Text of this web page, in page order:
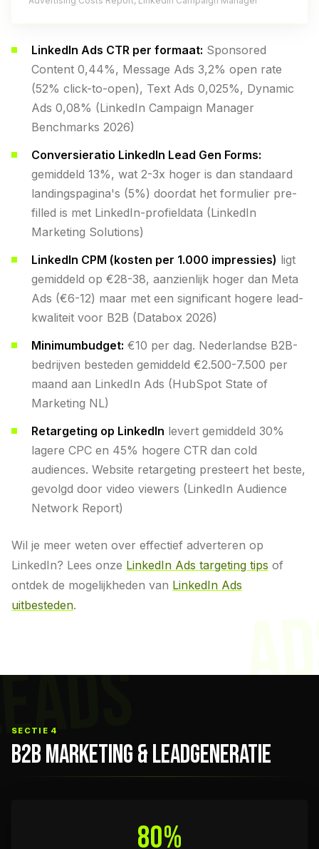
LinkedIn Ads CTR per formaat: Sponsored
Content 0,44%, Message Ads 3,2% open rate
(52% click-to-open), Text Ads 0,025%, Dynamic
Ads 0,08% (LinkedIn Campaign Manager
Benchmarks 2026)
Conversieratio LinkedIn Lead Gen Forms:
gemiddeld 13%, wat 2-3x hoger is dan standaard
landingspagina's (5%) doordat het formulier pre-
filled is met LinkedIn-profieldata (LinkedIn
Marketing Solutions)
LinkedIn CPM (kosten per 1.000 impressies) ligt
gemiddeld op €28-38, aanzienlijk hoger dan Meta
Ads (€6-12) maar met een significant hogere lead-
kwaliteit voor B2B (Databox 2026)
Minimumbudget: €10 per dag. Nederlandse B2B-
bedrijven besteden gemiddeld €2.500-7.500 per
maand aan LinkedIn Ads (HubSpot State of
Marketing NL)
Retargeting op LinkedIn levert gemiddeld 30%
lagere CPC en 45% hogere CTR dan cold
audiences. Website retargeting presteert het beste,
gevolgd door video viewers (LinkedIn Audience
Network Report)
Wil je meer weten over effectief adverteren op
LinkedIn? Lees onze LinkedIn Ads targeting tips of
ontdek de mogelijkheden van LinkedIn Ads
uitbesteden.
SECTIE 4
B2B MARKETING & LEADGENERATIE
80%